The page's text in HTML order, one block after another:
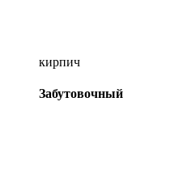
кирпич
Забутовочный